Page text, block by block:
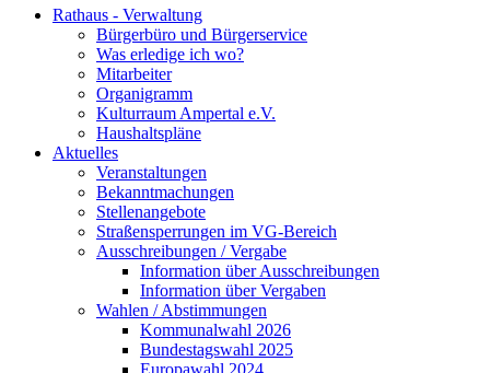
Rathaus - Verwaltung
Bürgerbüro und Bürgerservice
Was erledige ich wo?
Mitarbeiter
Organigramm
Kulturraum Ampertal e.V.
Haushaltspläne
Aktuelles
Veranstaltungen
Bekanntmachungen
Stellenangebote
Straßensperrungen im VG-Bereich
Ausschreibungen / Vergabe
Information über Ausschreibungen
Information über Vergaben
Wahlen / Abstimmungen
Kommunalwahl 2026
Bundestagswahl 2025
Europawahl 2024